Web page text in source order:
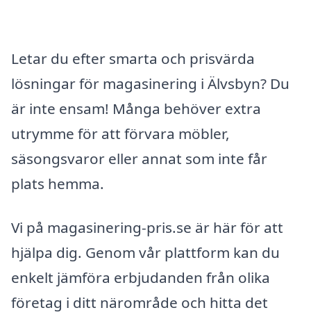
Letar du efter smarta och prisvärda
lösningar för magasinering i Älvsbyn? Du
är inte ensam! Många behöver extra
utrymme för att förvara möbler,
säsongsvaror eller annat som inte får
plats hemma.
Vi på magasinering-pris.se är här för att
hjälpa dig. Genom vår plattform kan du
enkelt jämföra erbjudanden från olika
företag i ditt närområde och hitta det